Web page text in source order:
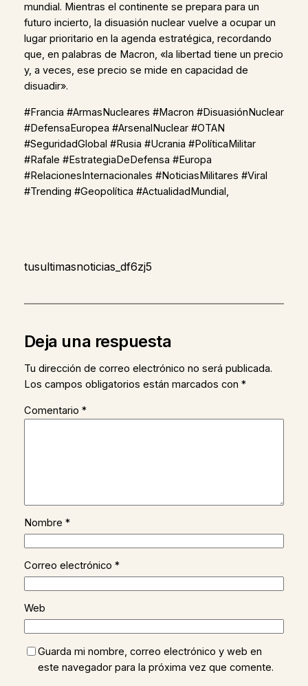
mundial. Mientras el continente se prepara para un
futuro incierto, la disuasión nuclear vuelve a ocupar un
lugar prioritario en la agenda estratégica, recordando
que, en palabras de Macron, «la libertad tiene un precio
y, a veces, ese precio se mide en capacidad de
disuadir».
#Francia #ArmasNucleares #Macron #DisuasiónNuclear
#DefensaEuropea #ArsenalNuclear #OTAN
#SeguridadGlobal #Rusia #Ucrania #PolíticaMilitar
#Rafale #EstrategiaDeDefensa #Europa
#RelacionesInternacionales #NoticiasMilitares #Viral
#Trending #Geopolítica #ActualidadMundial,
tusultimasnoticias_df6zj5
Deja una respuesta
Tu dirección de correo electrónico no será publicada.
Los campos obligatorios están marcados con *
Comentario *
Nombre *
Correo electrónico *
Web
Guarda mi nombre, correo electrónico y web en
este navegador para la próxima vez que comente.